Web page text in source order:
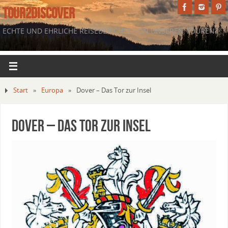
TOUR2DISCOVER
ECHTE UND EHRLICHE REISEBERICHTE VON UNSEREN TOUREN.
Start » Europa » Dover – Das Tor zur Insel
Dover – Das Tor zur Insel